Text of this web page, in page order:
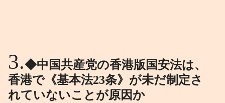
◆中国共産党の香港版国安法は、
香港で《基本法23条》が未だ制定さ
れていないことが原因か